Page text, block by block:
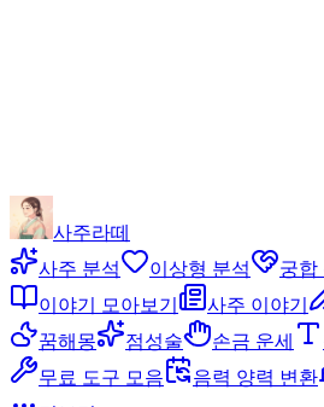
사주라떼
사주 분석
이상형 분석 궁합
이야기 모아보기
사주 이야기
꿈해몽
점성술 손금 운세
무료 도구 모음
음력 양력 변환